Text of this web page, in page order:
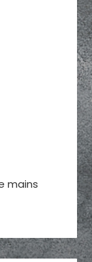
mains